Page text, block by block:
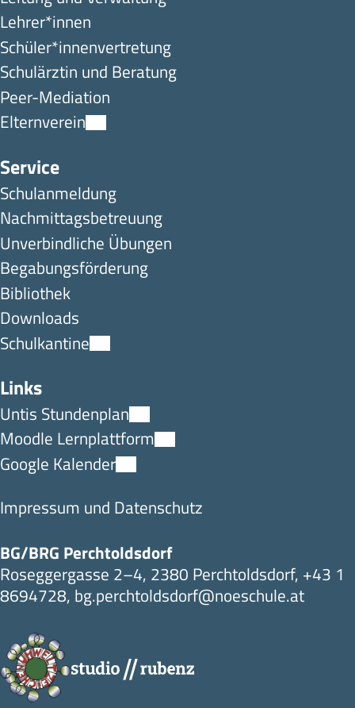
Lehrer*innen
Schüler*innen­ver­tretung
Schulärztin und Beratung
Peer-Mediation
Elternverein
Service
Schulanmeldung
Nachmittagsbetreuung
Unverbindliche Übungen
Begabungsförderung
Bibliothek
Downloads
Schulkantine
Links
Untis Stundenplan
Moodle Lernplattform
Google Kalender
Impressum und Datenschutz
BG/BRG Perchtoldsdorf
Roseggergasse 2–4, 2380 Perchtoldsdorf, +43 1
8694728, bg.perchtoldsdorf@noeschule.at